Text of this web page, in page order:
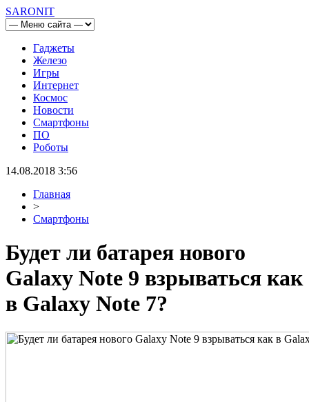
SARONIT
Гаджеты
Железо
Игры
Интернет
Космос
Новости
Смартфоны
ПО
Роботы
14.08.2018 3:56
Главная
>
Смартфоны
Будет ли батарея нового
Galaxy Note 9 взрываться как
в Galaxy Note 7?